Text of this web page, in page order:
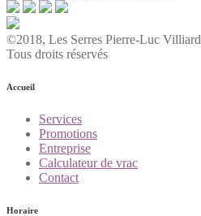
©2018, Les Serres Pierre-Luc Villiard
Tous droits réservés
Accueil
Services
Promotions
Entreprise
Calculateur de vrac
Contact
Horaire